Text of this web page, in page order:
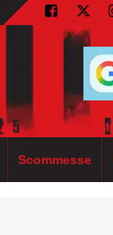
Scommesse